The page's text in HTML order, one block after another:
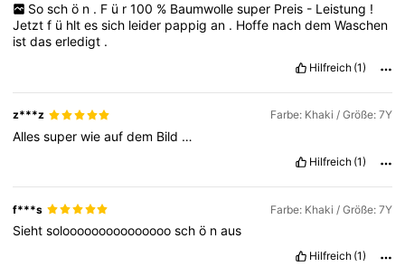
So sch ö n . F ü r 100 % Baumwolle super Preis - Leistung !
Jetztf ü hltessich leider pappigan . Hoffe nachdemWaschen
istdaserledigt .
Hilfreich (1)
z***z Farbe: Khaki / Größe: 7Y
Allessuperwieaufdem Bild …
Hilfreich (1)
f***s Farbe: Khaki / Größe: 7Y
Siehtsoloooooooooooooooschö naus
Hilfreich (1)